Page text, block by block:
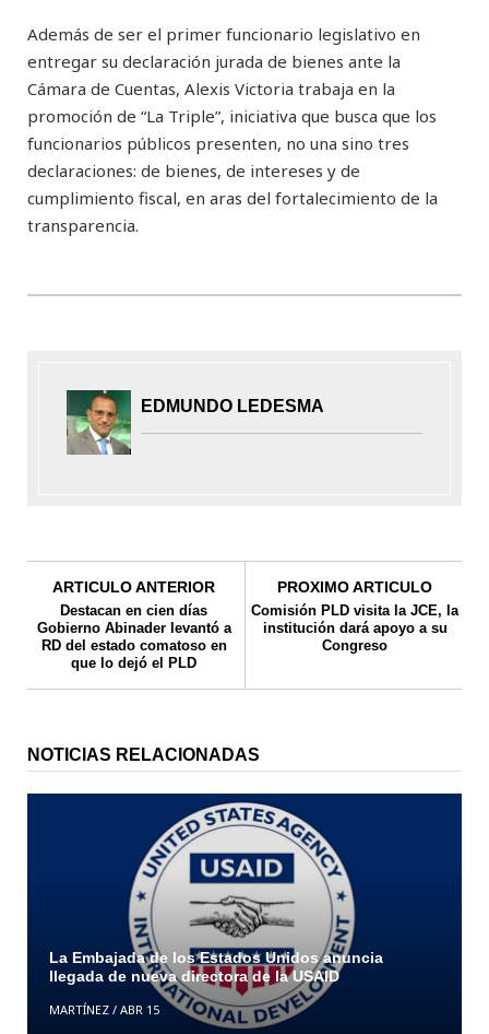
Además de ser el primer funcionario legislativo en
entregar su declaración jurada de bienes ante la
Cámara de Cuentas, Alexis Victoria trabaja en la
promoción de “La Triple”, iniciativa que busca que los
funcionarios públicos presenten, no una sino tres
declaraciones: de bienes, de intereses y de
cumplimiento fiscal, en aras del fortalecimiento de la
transparencia.
EDMUNDO LEDESMA
ARTICULO ANTERIOR
Destacan en cien días
Gobierno Abinader levantó a
RD del estado comatoso en
que lo dejó el PLD
PROXIMO ARTICULO
Comisión PLD visita la JCE, la
institución dará apoyo a su
Congreso
NOTICIAS RELACIONADAS
La Embajada de los Estados Unidos anuncia
llegada de nueva directora de la USAID
MARTÍNEZ/ ABR 15